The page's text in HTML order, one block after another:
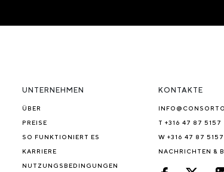
UNTERNEHMEN
ÜBER
PREISE
SO FUNKTIONIERT ES
KARRIERE
NUTZUNGSBEDINGUNGEN
KONTAKTE
T +316 47 87 5157
W +316 47 87 5157
NACHRICHTEN &